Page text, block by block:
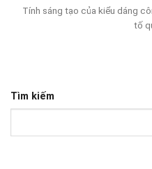
Tính sáng tạo của kiểu dáng
tố
Tìm kiếm